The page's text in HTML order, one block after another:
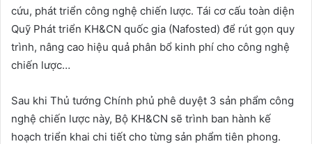
cứu, phát triển công nghệ chiến lược. Tái cơ cấu toàn diện
Quỹ Phát triển KH&CN quốc gia (Nafosted) để rút gọn quy
trình, nâng cao hiệu quả phân bổ kinh phí cho công nghệ
chiến lược…
Sau khi Thủ tướng Chính phủ phê duyệt 3 sản phẩm công
nghệ chiến lược này, Bộ KH&CN sẽ trình ban hành kế
hoạch triển khai chi tiết cho từng sản phẩm tiên phong.